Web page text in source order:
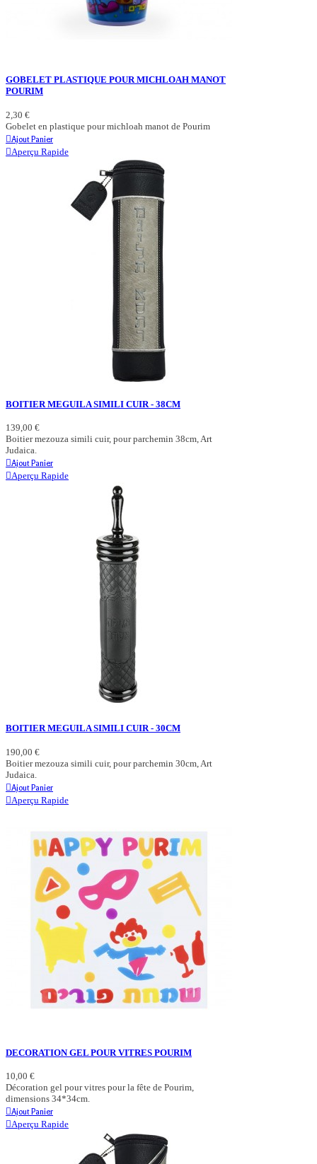
GOBELET PLASTIQUE POUR MICHLOAH MANOT
POURIM
2,30 €
Gobelet en plastique pour michloah manot de Pourim
Ajout Panier
Aperçu Rapide
BOITIER MEGUILA SIMILI CUIR - 38CM
139,00 €
Boitier mezouza simili cuir, pour parchemin 38cm, Art
Judaica.
Ajout Panier
Aperçu Rapide
BOITIER MEGUILA SIMILI CUIR - 30CM
190,00 €
Boitier mezouza simili cuir, pour parchemin 30cm, Art
Judaica.
Ajout Panier
Aperçu Rapide
DECORATION GEL POUR VITRES POURIM
10,00 €
Décoration gel pour vitres pour la fête de Pourim,
dimensions 34*34cm.
Ajout Panier
Aperçu Rapide